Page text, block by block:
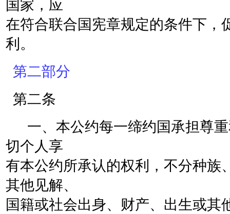
国家，应
在符合联合国宪章规定的条件下，
利。
第二部分
第二条
一、本公约每一缔约国承担尊重
切个人享
有本公约所承认的权利，不分种族
其他见解、
国籍或社会出身、财产、出生或其